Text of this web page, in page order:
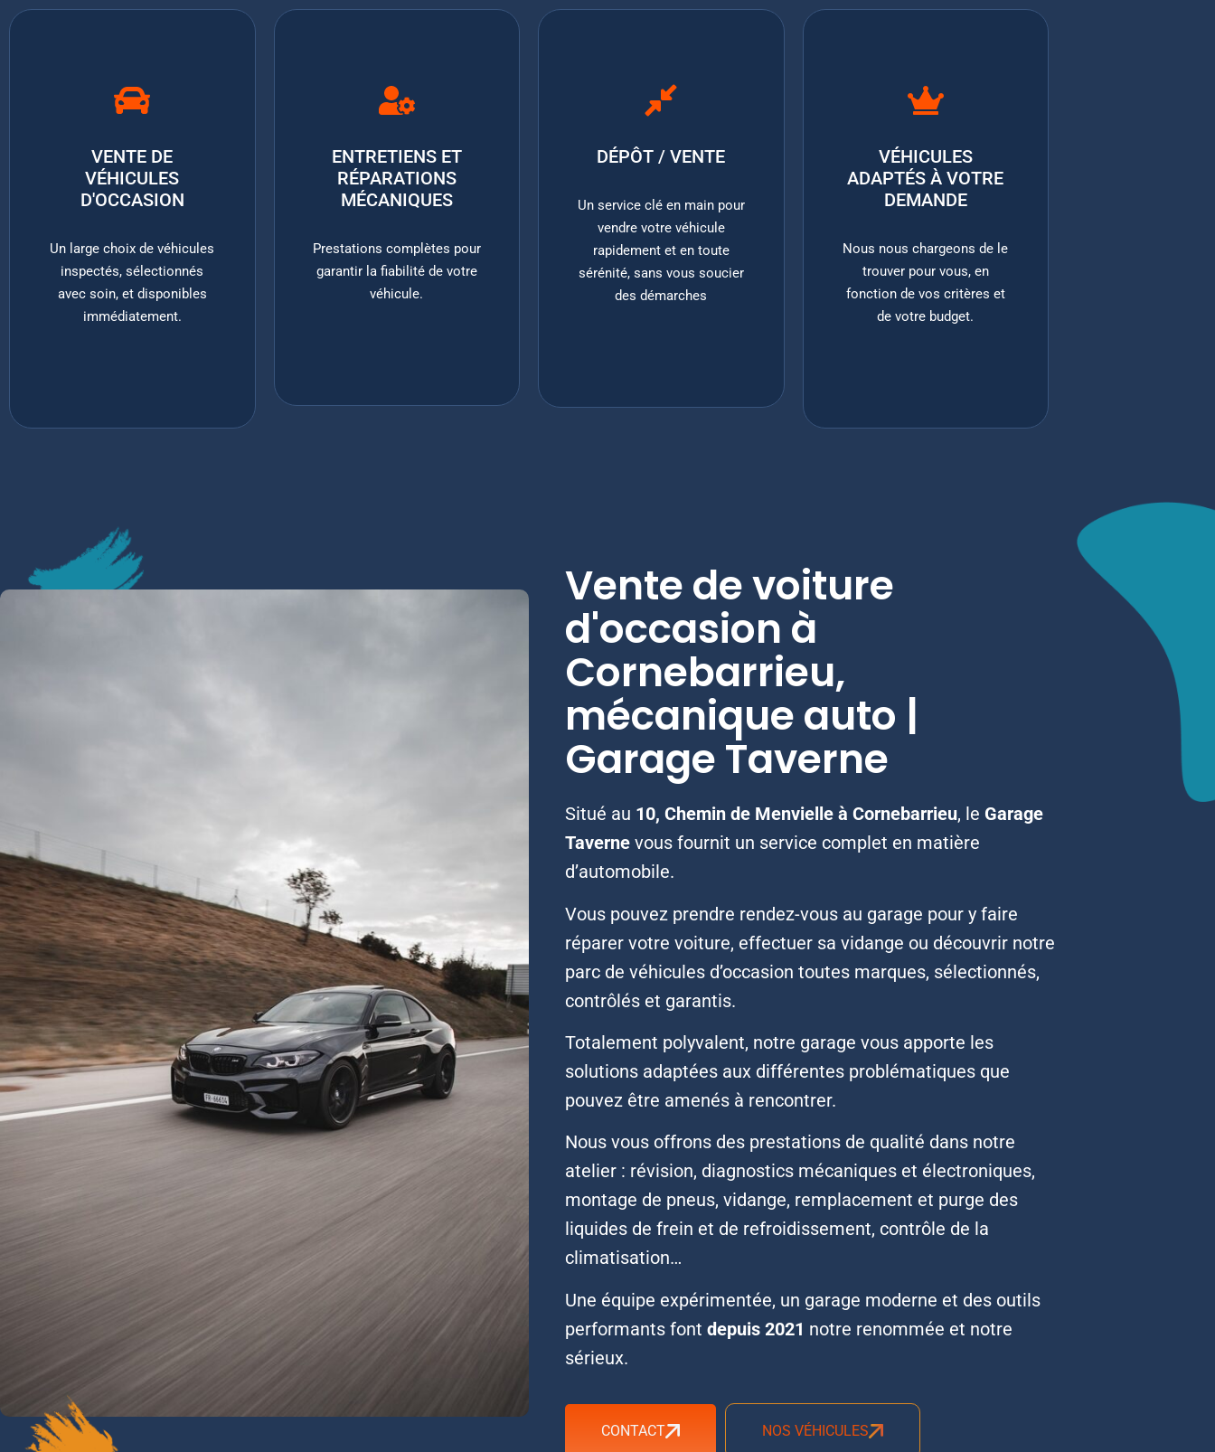
VENTE DE
VÉHICULES
D'OCCASION
Un large choix de véhicules
inspectés, sélectionnés
avec soin, et disponibles
immédiatement.
ENTRETIENS ET
RÉPARATIONS
MÉCANIQUES
Prestations complètes pour
garantir la fiabilité de votre
véhicule.
DÉPÔT / VENTE
Un service clé en main pour
vendre votre véhicule
rapidement et en toute
sérénité, sans vous soucier
des démarches
VÉHICULES
ADAPTÉS À VOTRE
DEMANDE
Nous nous chargeons de le
trouver pour vous, en
fonction de vos critères et
de votre budget.
Vente de voiture
d'occasion à
Cornebarrieu,
mécanique auto |
Garage Taverne
Situé au 10, Chemin de Menvielle à Cornebarrieu, le Garage
Taverne vous fournit un service complet en matière
d’automobile.
Vous pouvez prendre rendez-vous au garage pour y faire
réparer votre voiture, effectuer sa vidange ou découvrir notre
parc de véhicules d’occasion toutes marques, sélectionnés,
contrôlés et garantis.
Totalement polyvalent, notre garage vous apporte les
solutions adaptées aux différentes problématiques que
pouvez être amenés à rencontrer.
Nous vous offrons des prestations de qualité dans notre
atelier : révision, diagnostics mécaniques et électroniques,
montage de pneus, vidange, remplacement et purge des
liquides de frein et de refroidissement, contrôle de la
climatisation…
Une équipe expérimentée, un garage moderne et des outils
performants font depuis 2021 notre renommée et notre
sérieux.
CONTACT NOS VÉHICULES